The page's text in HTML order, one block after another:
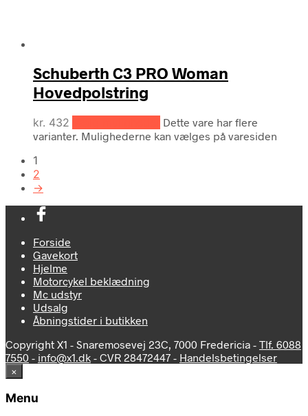
Schuberth C3 PRO Woman
Hovedpolstring
kr. 432
Dette vare har flere
varianter. Mulighederne kan vælges på varesiden
1
2
→
Forside
Gavekort
Hjelme
Motorcykel beklædning
Mc udstyr
Udsalg
Åbningstider i butikken
Copyright X1 - Snaremosevej 23C, 7000 Fredericia - Tlf. 6088
7550 - info@x1.dk - CVR 28472447 - Handelsbetingelser
×
Menu